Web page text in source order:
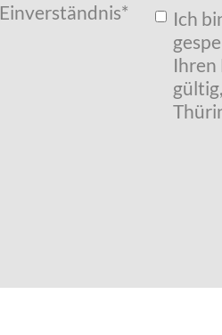
Einverständnis*
Ich